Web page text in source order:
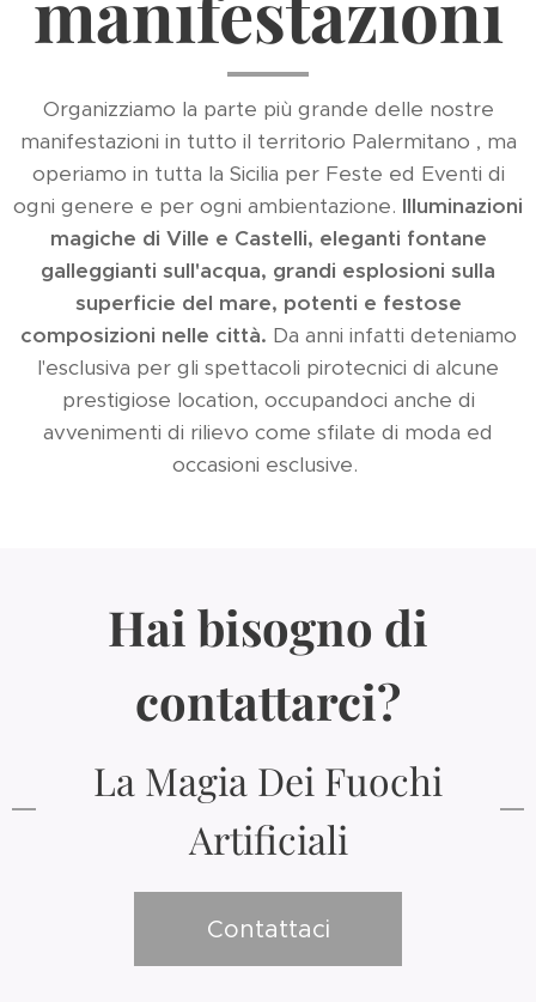
Organizziamo la parte più grande delle nostre
manifestazioni in tutto il territorio Palermitano , ma
operiamo in tutta la Sicilia per Feste ed Eventi di
ogni genere e per ogni ambientazione. Illuminazioni
magiche di Ville e Castelli, eleganti fontane
galleggianti sull'acqua, grandi esplosioni sulla
superficie del mare, potenti e festose
composizioni nelle città. Da anni infatti deteniamo
l'esclusiva per gli spettacoli pirotecnici di alcune
prestigiose location, occupandoci anche di
avvenimenti di rilievo come sfilate di moda ed
occasioni esclusive.
Hai bisogno di
contattarci?
La Magia Dei Fuochi
Artificiali
Contattaci